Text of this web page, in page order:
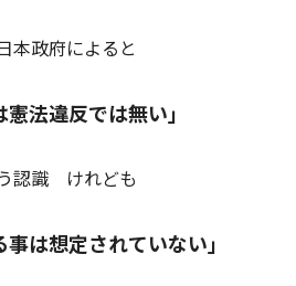
本政府によると
憲法違反では無い」
認識 けれども
事は想定されていない」